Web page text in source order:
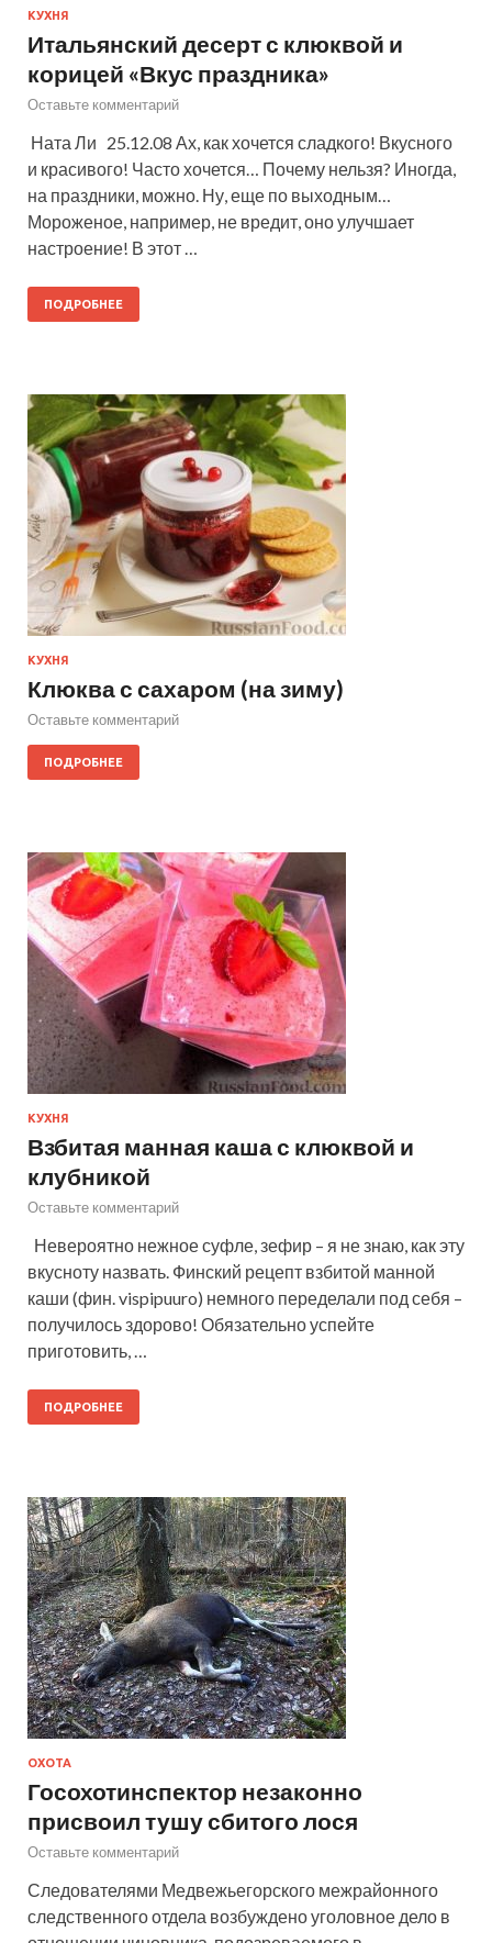
КУХНЯ
Итальянский десерт с клюквой и
корицей «Вкус праздника»
Оставьте комментарий
Ната Ли 25.12.08 Ах, как хочется сладкого! Вкусного
и красивого! Часто хочется… Почему нельзя? Иногда,
на праздники, можно. Ну, еще по выходным…
Мороженое, например, не вредит, оно улучшает
настроение! В этот …
ПОДРОБНЕЕ
КУХНЯ
Клюква с сахаром (на зиму)
Оставьте комментарий
ПОДРОБНЕЕ
КУХНЯ
Взбитая манная каша с клюквой и
клубникой
Оставьте комментарий
Невероятно нежное суфле, зефир – я не знаю, как эту
вкусноту назвать. Финский рецепт взбитой манной
каши (фин. vispipuuro) немного переделали под себя –
получилось здорово! Обязательно успейте
приготовить, …
ПОДРОБНЕЕ
ОХОТА
Госохотинспектор незаконно
присвоил тушу сбитого лося
Оставьте комментарий
Следователями Медвежьегорского межрайонного
следственного отдела возбуждено уголовное дело в